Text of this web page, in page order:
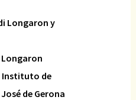
Longaron y
Instituto de
de Gerona